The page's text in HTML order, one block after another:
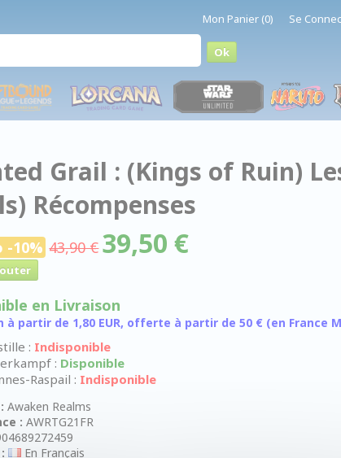
Mon Panier (0) Se
Grail : (Kings of Ruin)
Récompenses
-10% 43,90 €39,50 €
en Livraison
à partir de 1,80 EUR, offerte à partir de 50 € (en France
: Indisponible
: Disponible
Raspail : Indisponible
Awaken Realms
: AWRTG21FR
En Français